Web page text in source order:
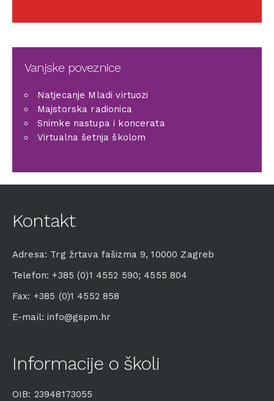
Vanjske poveznice
Natjecanje Mladi virtuozi
Majstorska radionica
Snimke nastupa i koncerata
Virtualna šetnja školom
Kontakt
Adresa: Trg žrtava fašizma 9, 10000 Zagreb
Telefon: +385 (0)1 4552 590; 4555 804
Fax: +385 (0)1 4552 858
E-mail: info@gspm.hr
Informacije o školi
OIB: 23948173055